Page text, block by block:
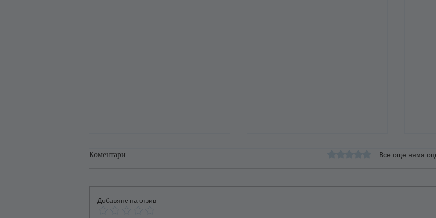
Коментари Оценено с 0 от 5 звезди.
Все още няма
Добавяне на отзив